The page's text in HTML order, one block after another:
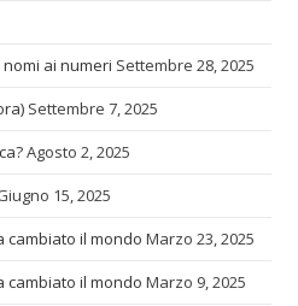
ai numeri Settembre 28, 2025
Settembre 7, 2025
Agosto 2, 2025
15, 2025
cambiato il mondo Marzo 23, 2025
cambiato il mondo Marzo 9, 2025